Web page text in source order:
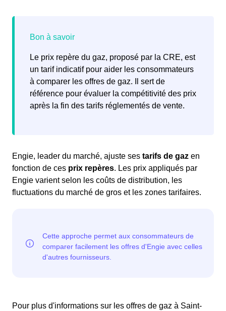
Le prix repère du gaz, proposé par la CRE, est
un tarif indicatif pour aider les consommateurs
à comparer les offres de gaz. Il sert de
référence pour évaluer la compétitivité des prix
après la fin des tarifs réglementés de vente.
Engie, leader du marché, ajuste ses tarifs de gaz en
fonction de ces prix repères. Les prix appliqués par
Engie varient selon les coûts de distribution, les
fluctuations du marché de gros et les zones tarifaires.
Pour plus d'informations sur les offres de gaz à Saint-